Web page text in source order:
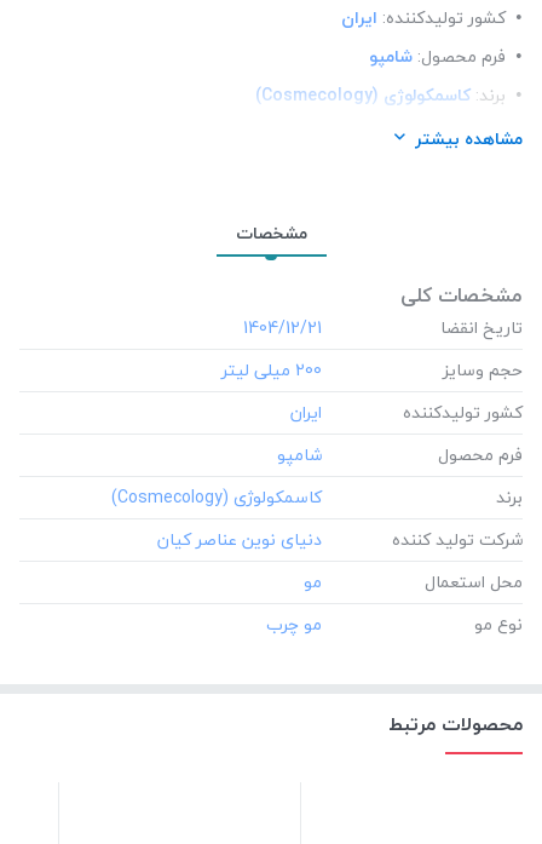
کشور تولید‎کننده:
ایران
فرم محصول: شامپو
برند: کاسمکولوژی (Cosmecology)
شرکت تولید کننده:
مشاهده بیشتر
مشخصات
مشخصات کلی
تاریخ انقضا
‎1404/12/21
حجم وسایز
‎200 میلی لیتر
کشور تولید‎کننده
فرم محصول
برند
شرکت تولید کننده
محل استعمال
نوع مو
محصولات مرتبط